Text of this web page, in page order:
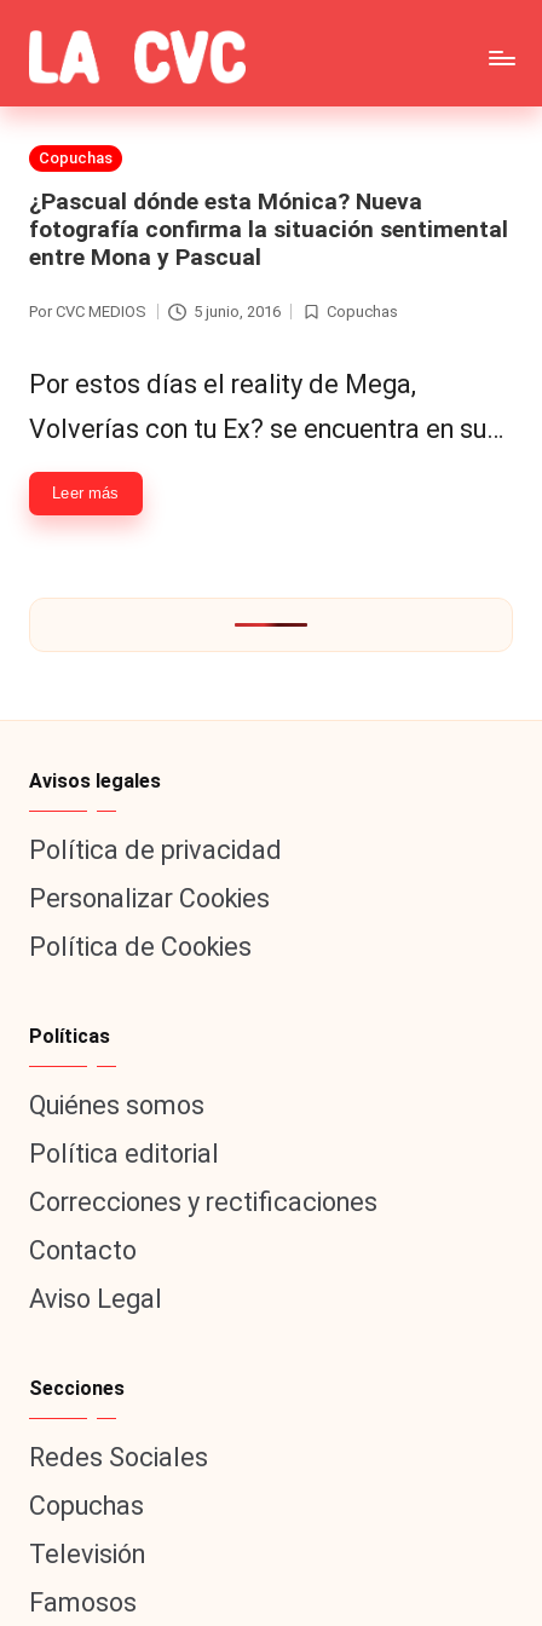
Saltar
al
contenido
C
o
p
u
c
h
s
y
F
ar
n
d
C
hi
le
n
a
R
e
al
it
y
s,
T
y
R
e
d
e
s
Todas
las
noticias
de
Realitys,
Tierra
Brava,
Gran
-
Tendencias
-
redes
-
-
Publicada
Copuchas
¿Pascual dónde esta Mónica? Nueva
fotografía confirma la situación sentimental
entre Mona y Pascual
Por CVC MEDIOS 5 junio, 2016
Publicada
Copuchas
Por estos días el reality de Mega,
Volverías con tu Ex? se encuentra en su…
Leer más
Avisos legales
Política de privacidad
Personalizar Cookies
Política de Cookies
Políticas
Quiénes somos
Política editorial
Correcciones y rectificaciones
Contacto
Aviso Legal
Secciones
Redes Sociales
Copuchas
Televisión
Famosos